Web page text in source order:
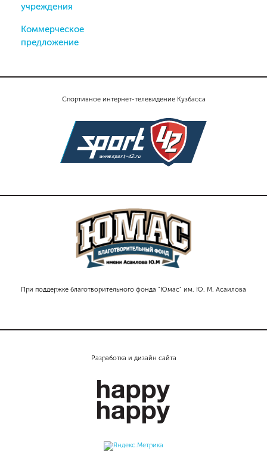
Спортивное интернет-телевидение Кузбасса
При поддержке благотворительного фонда "Юмас" им. Ю. М. Асаилова
учреждения
Коммерческое
предложение
Разработка и дизайн сайта